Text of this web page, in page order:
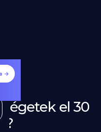
→
égetek el 30